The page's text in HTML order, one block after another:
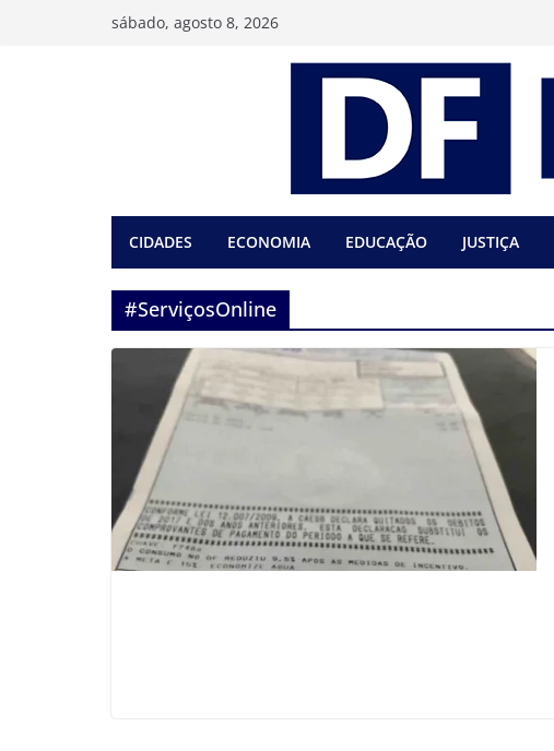
sábado, agosto 8, 2026
CIDADES ECONOMIA EDUCAÇÃO JUSTIÇA
#ServiçosOnline